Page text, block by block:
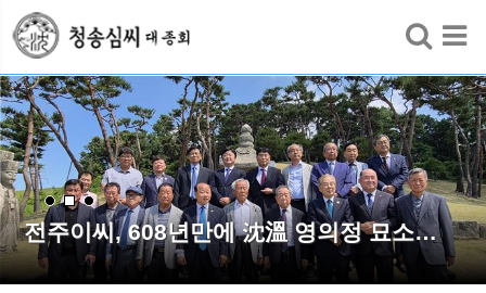
검색
전주이씨, 608년만에 沈溫 영의정 묘소…